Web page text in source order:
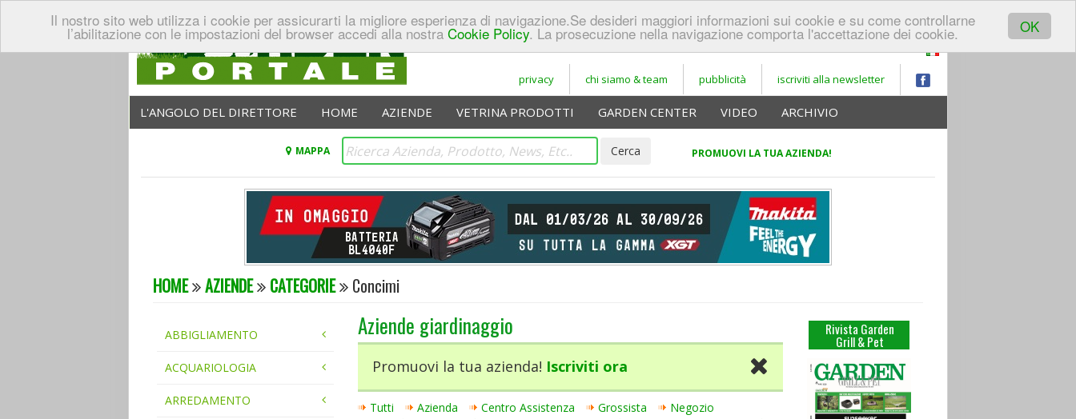
OK
Il nostro sito web utilizza i cookie per assicurarti la migliore esperienza di navigazione.Se desideri maggiori informazioni sui cookie e su come controllarne
l’abilitazione con le impostazioni del browser accedi alla nostra Cookie Policy. La prosecuzione nella navigazione comporta l'accettazione dei cookie.
GARDEN
PORTALE
LOGIN
privacy chi siamo & team pubblicità iscriviti alla newsletter
L'ANGOLO DEL DIRETTORE HOME AZIENDE VETRINA PRODOTTI GARDEN CENTER VIDEO ARCHIVIO
MAPPA PROMUOVI LA TUA AZIENDA!
HOME AZIENDE CATEGORIE Concimi
ABBIGLIAMENTO
ACQUARIOLOGIA
ARREDAMENTO
Aziende giardinaggio
Promuovi la tua azienda! Iscriviti ora
Tutti Azienda Centro Assistenza Grossista
Negozio
Rivista Garden
Grill & Pet